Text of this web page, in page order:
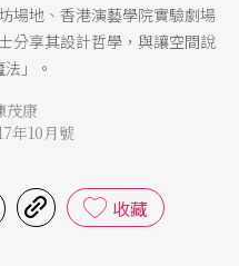
場地、香港演藝學院實驗劇場
分享其設計哲學，與讓空間說
」。
茂康
年10月號
收藏